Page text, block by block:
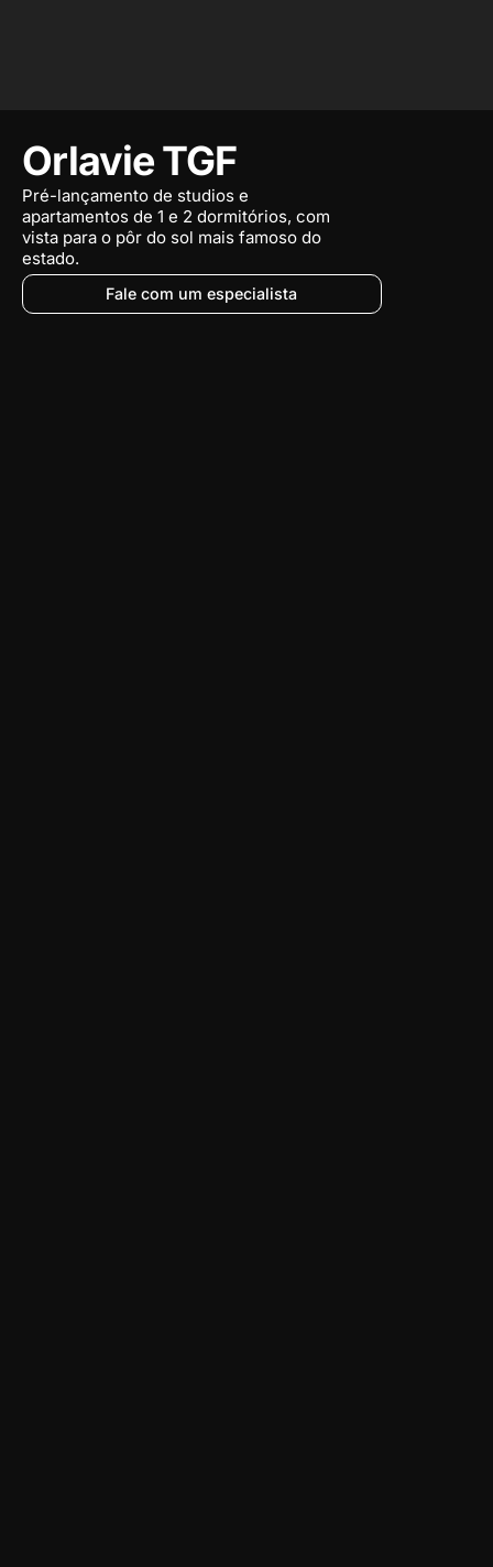
Orlavie TGF
Pré-lançamento de studios e
apartamentos de 1 e 2 dormitórios, com
vista para o pôr do sol mais famoso do
estado.
Fale com um especialista